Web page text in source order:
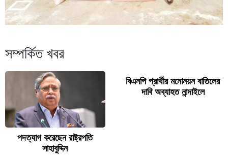
সম্পর্কিত খবর
পদত্যাগ করেছেন রাষ্ট্রপতি
সাহাবুদ্দিন
বিএনপি প্রার্থীর মনোনয়ন বাতিলের
দাবি অব্যাহত নান্দাইলে